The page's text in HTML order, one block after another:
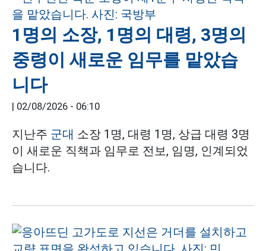
1명의 소장, 1명의 대령, 3명의
중령이 새로운 임무를 맡았습
니다
02/08/2026 - 06:10
지난주 군대 소장 1명, 대령 1명, 상급 대령 3명
이 새로운 직책과 임무로 전보, 임명, 인계되었
습니다.